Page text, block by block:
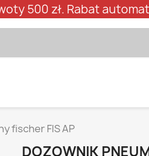
500 zł. Rabat
fischer FIS AP
DOZOWNIK